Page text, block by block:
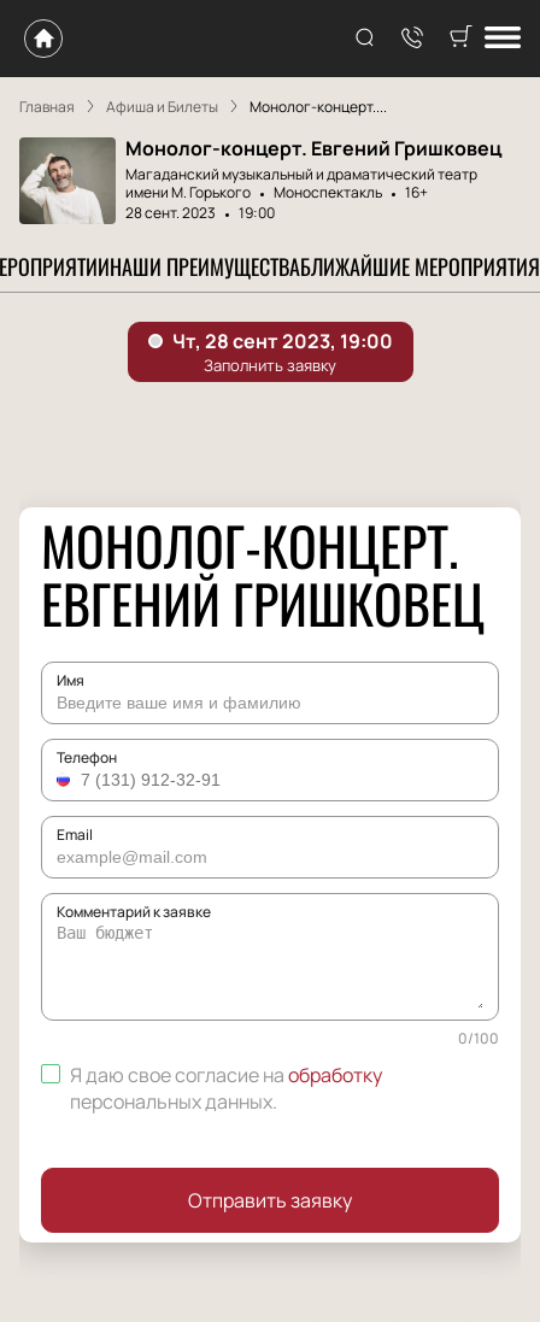
Главная Афиша и Билеты Монолог-концерт....
Монолог-концерт. Евгений Гришковец
Магаданский музыкальный и драматический театр
имени M. Горького
Моноспектакль
16+
28 сент. 2023
19:00
НАШИ ПРЕИМУЩЕСТВАБЛИЖАЙШИЕ МЕРОПРИЯТИЯ
МОНОЛОГ-КОНЦЕРТ.
ЕВГЕНИЙ ГРИШКОВЕЦ
Имя
Телефон
Email
Комментарий к заявке
0/100
Я даю свое согласие наобработку
персональных данных.
Отправить заявку